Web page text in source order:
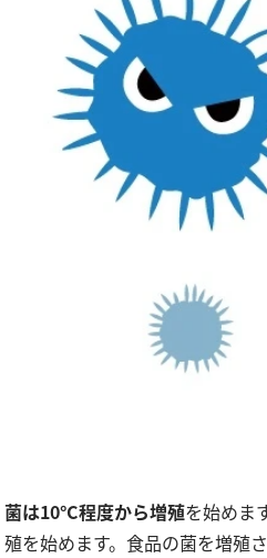
菌は10°C程度から増殖を始めま
殖を始めます。食品の菌を増殖